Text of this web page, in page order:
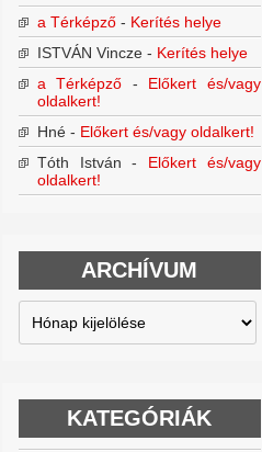
a Térképző- Kerítés helye
ISTVÁN Vincze- Kerítés helye
a Térképző - Előkert és/vagy
oldalkert!
Hné- Előkert és/vagy oldalkert!
Tóth István - Előkert és/vagy
oldalkert!
ARCHÍVUM
Archívum
KATEGÓRIÁK